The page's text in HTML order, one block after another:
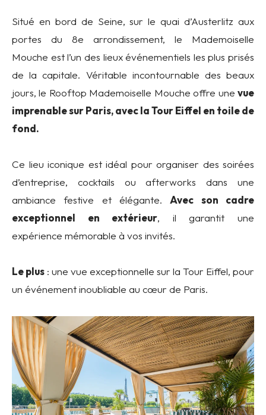
Situé en bord de Seine, sur le quai d’Austerlitz aux
portes du 8e arrondissement, le Mademoiselle
Mouche est l’un des lieux événementiels les plus prisés
de la capitale. Véritable incontournable des beaux
jours, le Rooftop Mademoiselle Mouche offre une vue
imprenable sur Paris, avec la Tour Eiffel en toile de
fond.
Ce lieu iconique est idéal pour organiser des soirées
d’entreprise, cocktails ou afterworks dans une
ambiance festive et élégante.Avec son cadre
exceptionnel en extérieur, il garantit une
expérience mémorable à vos invités.
Le plus : une vue exceptionnelle sur la Tour Eiffel, pour
un événement inoubliable au cœur de Paris.